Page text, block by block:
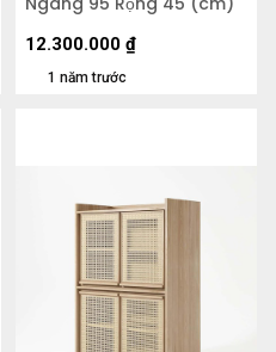
1 năm trước
12.300.000 ₫